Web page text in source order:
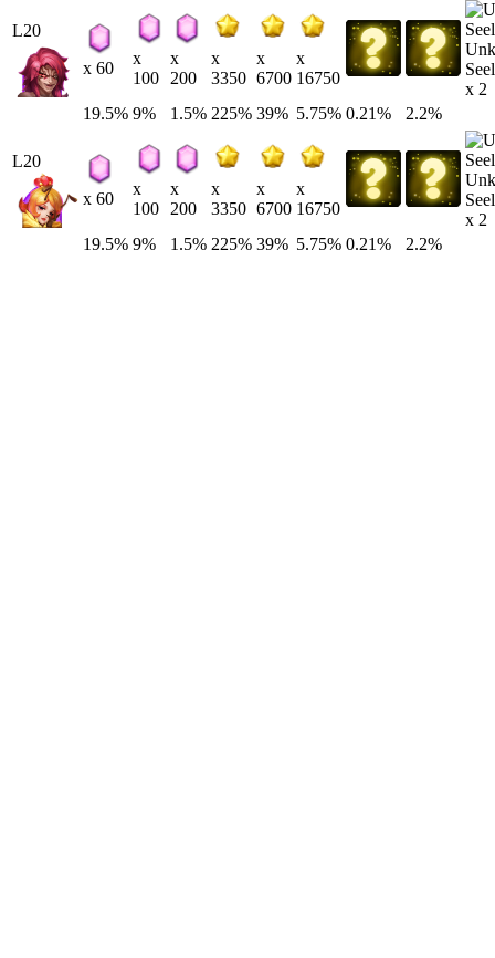
L20
x 60
x
100
x
200
x
3350
x
6700
x
16750
x 2
19.5% 9% 1.5% 225% 39% 5.75% 0.21% 2.2%
L20
x 60
x
100
x
200
x
3350
x
6700
x
16750
x 2
19.5% 9% 1.5% 225% 39% 5.75% 0.21% 2.2%